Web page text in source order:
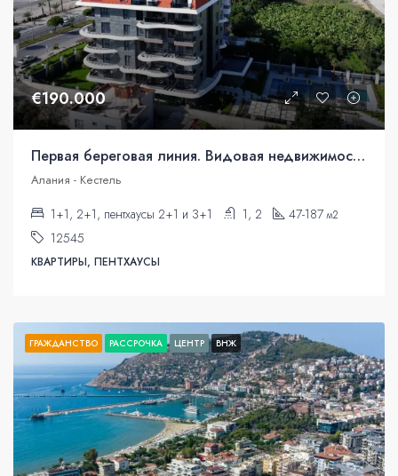
€190.000
Первая береговая линия. Видовая недвижимость под гражданство
Алания - Кестель
1+1, 2+1, пентхаусы 2+1 и 3+1 1, 2 47-187 м2
12545
КВАРТИРЫ, ПЕНТХАУСЫ
ГРАЖДАНСТВО РАССРОЧКА ЦЕНТР ВНЖ